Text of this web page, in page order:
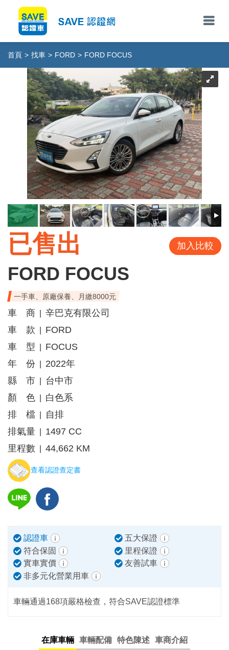
首頁 > 找車 > FORD > FORD FOCUS
已售出 加入比較
FORD FOCUS
一手車、原廠保養、月繳8000元
車 商
辛巴克有限公司
車 款
FORD
車 型
FOCUS
年 份
2022年
縣 市
台中市
顏 色
白色系
排 檔
自排
排氣量
1497 CC
里程數
44,662 KM
查看認證查定書
認證車
五大保證
符合保固
里程保證
實車實價
友善試車
非多元化營業用車
車輛通過168項嚴格檢查，符合SAVE認證標準
在庫車輛 車輛配備 特色陳述 車商介紹